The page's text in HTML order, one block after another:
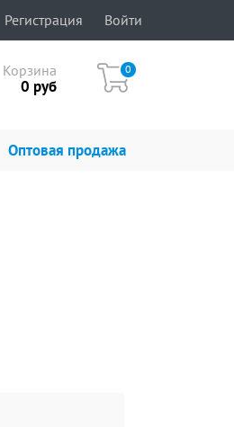
Регистрация Войти
Корзина
0 руб
0
Оптовая продажа